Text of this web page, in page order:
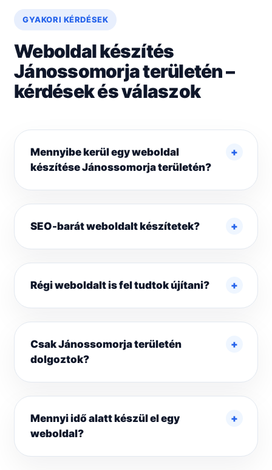
GYAKORI KÉRDÉSEK
Weboldal készítés
Jánossomorja területén –
kérdések és válaszok
Mennyibe kerül egy weboldal
készítése Jánossomorja területén?
SEO-barát weboldalt készítetek?
Régi weboldalt is fel tudtok újítani?
Csak Jánossomorja területén
dolgoztok?
Mennyi idő alatt készül el egy
weboldal?